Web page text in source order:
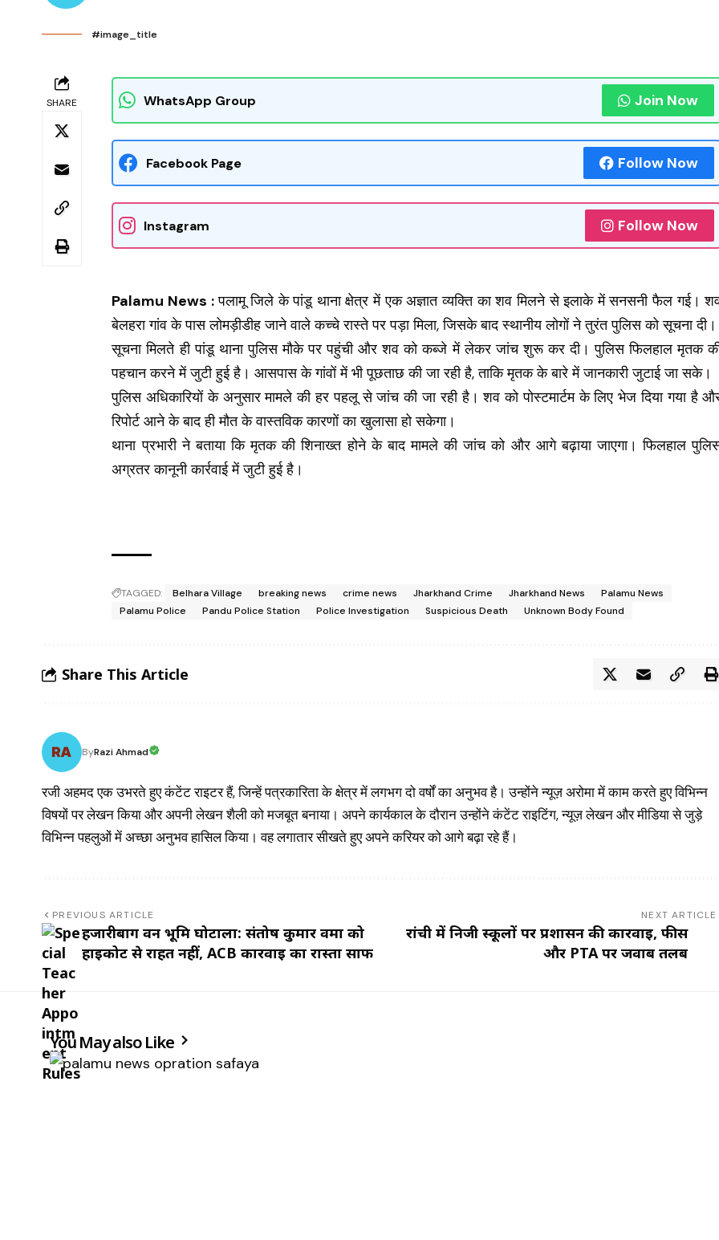
#image_title
SHARE WhatsApp Group Join Now
Facebook Page Follow Now
Instagram Follow Now
Palamu News :पलामू जिले के पांडू थाना क्षेत्र में एक अज्ञात व्यक्ति का शव मिलने से इलाके में सनसनी फैल गई।
बेलहरा गांव के पास लोमड़ीडीह जाने वाले कच्चे रास्ते पर पड़ा मिला, जिसके बाद स्थानीय लोगों ने तुरंत पुलिस को सूचना दी।
सूचना मिलते ही पांडू थाना पुलिस मौके पर पहुंची और शव को कब्जे में लेकर जांच शुरू कर दी। पुलिस फिलहाल मृतक
पहचान करने में जुटी हुई है। आसपास के गांवों में भी पूछताछ की जा रही है, ताकि मृतक के बारे में जानकारी जुटाई जा सके।
पुलिस अधिकारियों के अनुसार मामले की हर पहलू से जांच की जा रही है। शव को पोस्टमार्टम के लिए भेज दिया गया है
रिपोर्ट आने के बाद ही मौत के वास्तविक कारणों का खुलासा हो सकेगा।
थाना प्रभारी ने बताया कि मृतक की शिनाख्त होने के बाद मामले की जांच को और आगे बढ़ाया जाएगा। फिलहाल
अग्रतर कानूनी कार्रवाई में जुटी हुई है।
TAGGED: Belhara Village breaking news crime news Jharkhand Crime Jharkhand News
Palamu News
Palamu Police
Pandu Police Station Police Investigation Suspicious Death Unknown Body Found
Share This Article
ByRazi Ahmad
रजी अहमद एक उभरते हुए कंटेंट राइटर हैं, जिन्हें पत्रकारिता के क्षेत्र में लगभग दो वर्षों का अनुभव है। उन्होंने न्यूज़ अरोमा में काम करते हुए विभिन्न
विषयों पर लेखन किया और अपनी लेखन शैली को मजबूत बनाया। अपने कार्यकाल के दौरान उन्होंने कंटेंट राइटिंग, न्यूज़ लेखन और मीडिया से जुड़े
विभिन्न पहलुओं में अच्छा अनुभव हासिल किया। वह लगातार सीखते हुए अपने करियर को आगे बढ़ा रहे हैं।
PREVIOUS ARTICLE
हजारीबाग वन भूमि घोटाला: संतोष कुमार वर्मा को
हाईकोर्ट से राहत नहीं, ACB कार्रवाई का रास्ता साफ
NEXT ARTICLE
रांची में निजी स्कूलों पर प्रशासन की कार्रवाई, फीस
और PTA पर जवाब तलब
You May also Like